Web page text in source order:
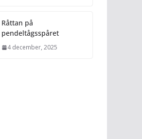
Råttan på
pendeltågsspåret
4 december, 2025